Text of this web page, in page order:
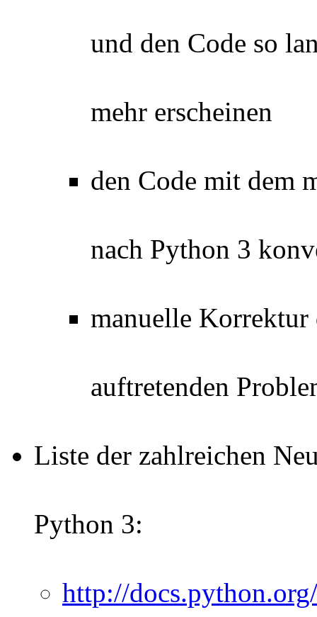
und den Code so
mehr erscheinen
den Code mit dem
nach Python 3
manuelle
auftretenden
Liste der zahlreichen
Python 3:
http://